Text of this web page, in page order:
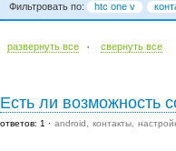
Фильтровать по: htc one v
развернуть все · cвернуть все
Есть ли возможность
ответов: 1 android контакты